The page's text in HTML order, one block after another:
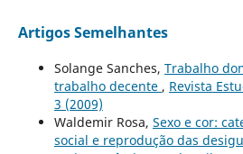
Artigos Semelhantes
Solange Sanches, Trabalho
trabalho decente , Revista
3 (2009)
Waldemir Rosa, Sexo e cor:
social e reprodução das